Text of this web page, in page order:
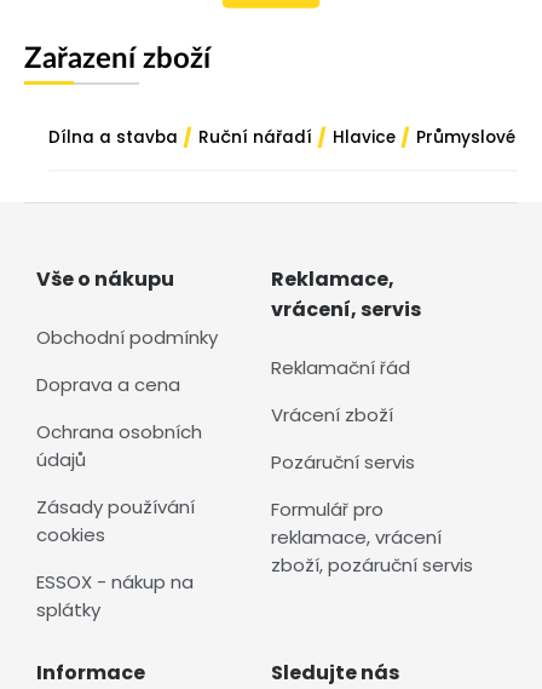
Zařazení zboží
Dílna a stavba / Ruční nářadí / Hlavice / Průmyslové
Vše o nákupu
Obchodní podmínky
Doprava a cena
Ochrana osobních
údajů
Zásady používání
cookies
ESSOX - nákup na
splátky
Reklamace,
vrácení, servis
Reklamační řád
Vrácení zboží
Pozáruční servis
Formulář pro
reklamace, vrácení
zboží, pozáruční servis
Informace Sledujte nás